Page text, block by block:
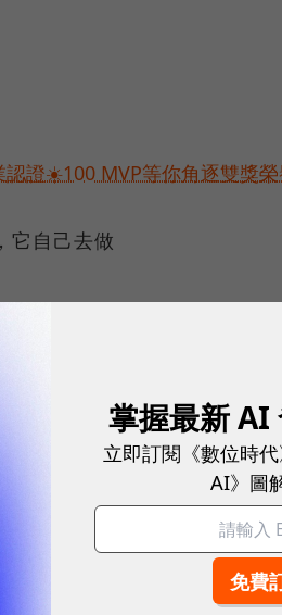
證☀️100 MVP等你角逐雙獎
它自己去做
資料） → 你需要的是 n8n
按鈕、填表單）→ 那是 RPA
宜。
發狀況） → 這才是 AI
在意隱私、願意學 →
掌握最新 AI
立即訂閱《數位時
AI》圖